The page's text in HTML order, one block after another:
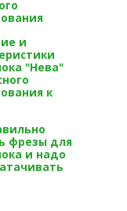
и
"Нева"
к
фрезы для
и надо